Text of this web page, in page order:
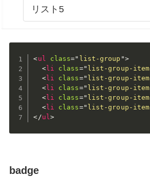
リスト5
<ul class=" list-group ">
<li class=" list-group-item
<li class=" list-group-item
<li class=" list-group-item
<li class=" list-group-item
<li class=" list-group-item
</ul>
badge